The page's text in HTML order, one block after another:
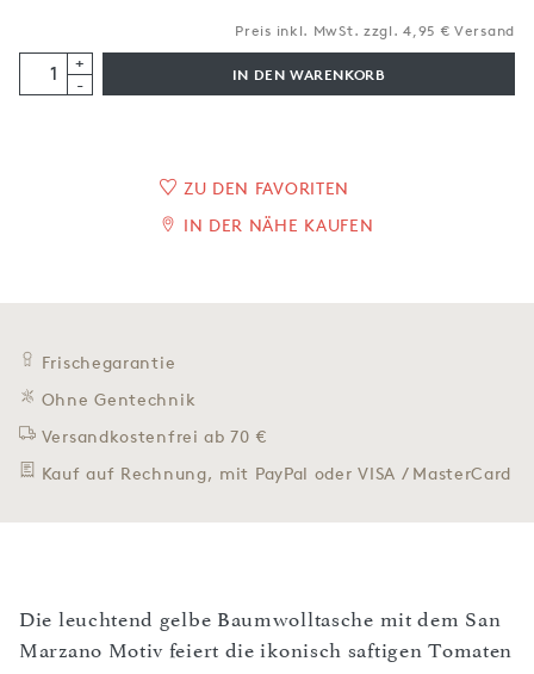
Preis inkl. MwSt. zzgl. 4,95 € Versand
+
-
IN DEN WARENKORB
ZU DEN FAVORITEN
IN DER NÄHE KAUFEN
Frischegarantie
Ohne Gentechnik
Versandkostenfrei ab 70 €
Kauf auf Rechnung, mit PayPal oder VISA / MasterCard
Die leuchtend gelbe Baumwolltasche mit dem San
Marzano Motiv feiert die ikonisch saftigen Tomaten